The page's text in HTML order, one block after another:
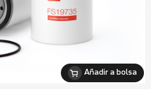
Añadir a bolsa